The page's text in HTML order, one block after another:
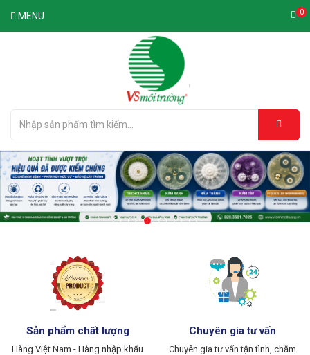
MENU 0
Sản phẩm chất lượng
Hàng Việt Nam - Hàng nhập khẩu
Chuyên gia tư vấn
Chuyên gia tư vấn tận tình, chăm